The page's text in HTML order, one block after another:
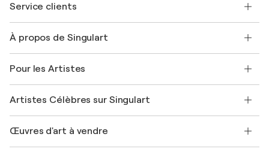
Service clients
Expédition
Offrir une carte cadeau
Rejoignez notre programme commercial
Mon compte
+33 1 76 44 06 42
À propos de Singulart
FAQ
Magazine Singulart
Emplois
Découvrez une sélection d'art original
Pour les Artistes
Se connecter en tant qu'Artiste
Artistes Célèbres sur Singulart
Marc Chagall
Œuvres d'art à vendre